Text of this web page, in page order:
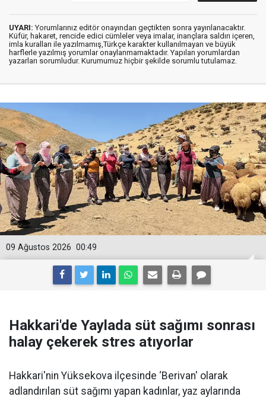
UYARI: Yorumlarınız editör onayından geçtikten sonra yayınlanacaktır.
Küfür, hakaret, rencide edici cümleler veya imalar, inançlara saldırı içeren,
imla kuralları ile yazılmamış,Türkçe karakter kullanılmayan ve büyük
harflerle yazılmış yorumlar onaylanmamaktadır. Yapılan yorumlardan
yazarları sorumludur. Kurumumuz hiçbir şekilde sorumlu tutulamaz.
00:49
09 Ağustos 2026
Hakkari'de Yaylada süt sağımı sonrası
halay çekerek stres atıyorlar
Hakkari'nin Yüksekova ilçesinde ‘Berivan' olarak
adlandırılan süt sağımı yapan kadınlar, yaz aylarında